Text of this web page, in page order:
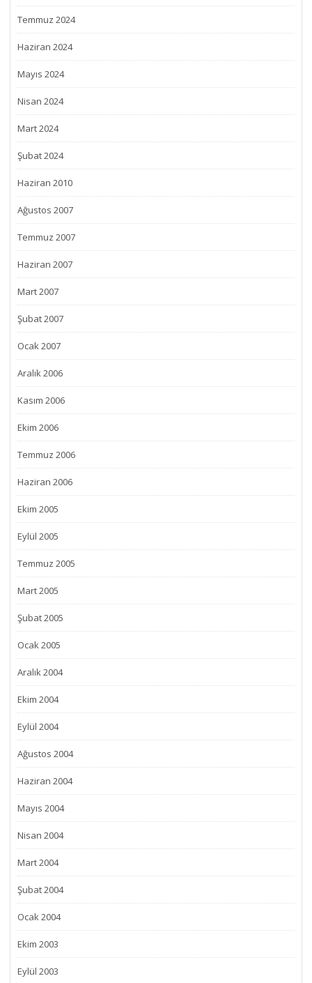
Temmuz 2024
Haziran 2024
Mayıs 2024
Nisan 2024
Mart 2024
Şubat 2024
Haziran 2010
Ağustos 2007
Temmuz 2007
Haziran 2007
Mart 2007
Şubat 2007
Ocak 2007
Aralık 2006
Kasım 2006
Ekim 2006
Temmuz 2006
Haziran 2006
Ekim 2005
Eylül 2005
Temmuz 2005
Mart 2005
Şubat 2005
Ocak 2005
Aralık 2004
Ekim 2004
Eylül 2004
Ağustos 2004
Haziran 2004
Mayıs 2004
Nisan 2004
Mart 2004
Şubat 2004
Ocak 2004
Ekim 2003
Eylül 2003